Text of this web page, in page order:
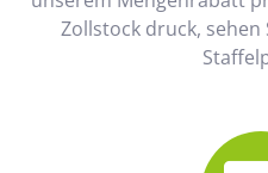
Zollstock druck,